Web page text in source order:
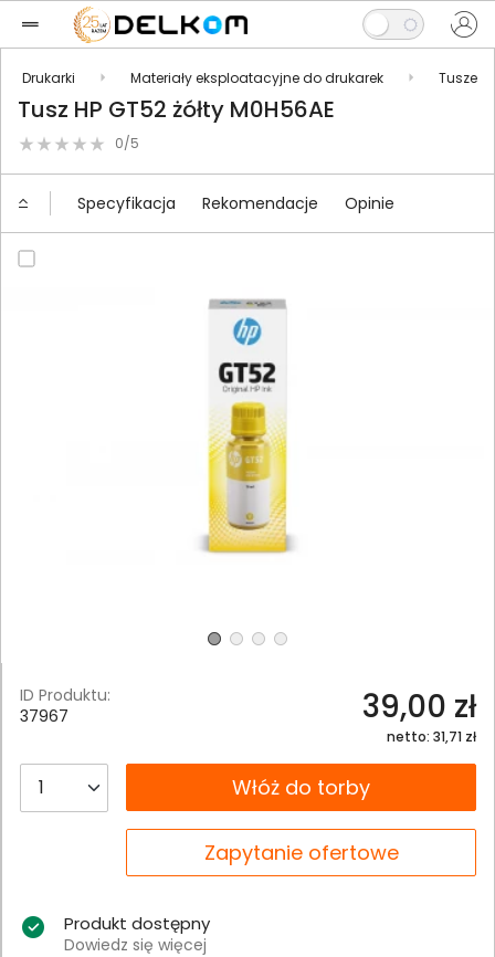
Drukarki Materiały eksploatacyjne do drukarek Tusze
Tusz HP GT52 żółty M0H56AE
0/5
Specyfikacja Rekomendacje Opinie
ID Produktu:
37967
39,00 zł
netto: 31,71 zł
__B2C.PRODUCT.QUANTITYWłóż do torby
Zapytanie ofertowe
Produkt dostępny
Dowiedz się więcej